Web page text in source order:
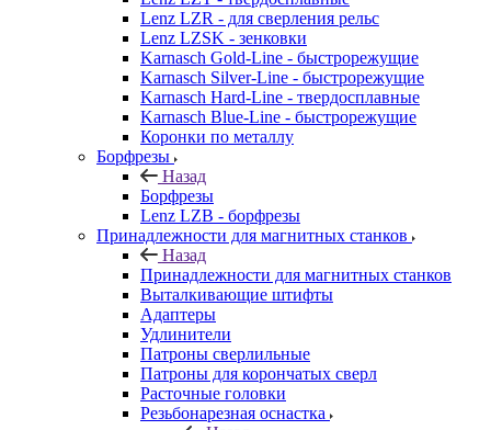
Lenz LZR - для сверления рельс
Lenz LZSK - зенковки
Karnasch Gold-Line - быстрорежущие
Karnasch Silver-Line - быстрорежущие
Karnasch Hard-Line - твердосплавные
Karnasch Blue-Line - быстрорежущие
Коронки по металлу
Борфрезы
Назад
Борфрезы
Lenz LZB - борфрезы
Принадлежности для магнитных станков
Назад
Принадлежности для магнитных станков
Выталкивающие штифты
Адаптеры
Удлинители
Патроны сверлильные
Патроны для корончатых сверл
Расточные головки
Резьбонарезная оснастка